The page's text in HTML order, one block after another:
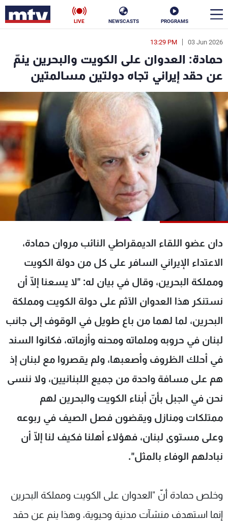
PROGRAMS
NEWSCASTS
LIVE
03 Jun 2026
13:29 PM
حمادة: العدوان على الكويت والبحرين ينمّ
عن حقد إيراني تجاه دولتين مسالمتين
دان عضو اللقاء الديمقراطي النائب مروان حمادة،
الاعتداء الإيراني السافر على كل من دولة الكويت
ومملكة البحرين، وقال في بيان له: "لا يسعنا إلّا أن
نستنكر هذا العدوان الآثم على دولة الكويت ومملكة
البحرين، لما لهما من باع طويل في الوقوف إلى جانب
لبنان في حروبه وملماته ومحنه وأزماته، فكانوا السند
في أحلك الظروف وأصعبها، ولم يقصروا مع لبنان إذ
هم على مسافة واحدة من جميع اللبنانيين، ولا ننسى
نحن في الجبل بأنّ أبناء الكويت والبحرين لهم
ممتلكات ومنازل ويقضون فصل الصيف في ربوعه
وعلى مستوى لبنان، فهؤلاء أهلنا فكيف لنا إلّا أن
نبادلهم الوفاء بالمثل".
وخلص حمادة أنّ "العدوان على الكويت ومملكة البحرين
إنما استهدف منشآت مدنية وحيوية، وهذا ينم عن حقد
en
الأخبار
سياسة ناس
إقتصاد فن
منوعات رياضة
كأس العالم
جدول البرامج
شاهد البرامج
عن MTV
الإنـتـاج
لاعلاناتكم
وظائف
تواصل معنا
شروط الإسـتخدام
سياسة الخصوصية